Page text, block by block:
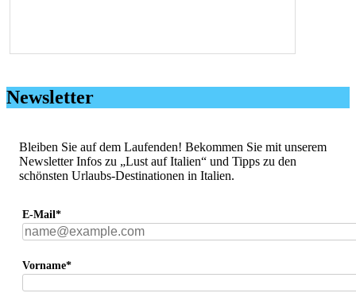
Newsletter
Bleiben Sie auf dem Laufenden! Bekommen Sie mit unserem
Newsletter Infos zu „Lust auf Italien“ und Tipps zu den
schönsten Urlaubs-Destinationen in Italien.
E-Mail*
Vorname*